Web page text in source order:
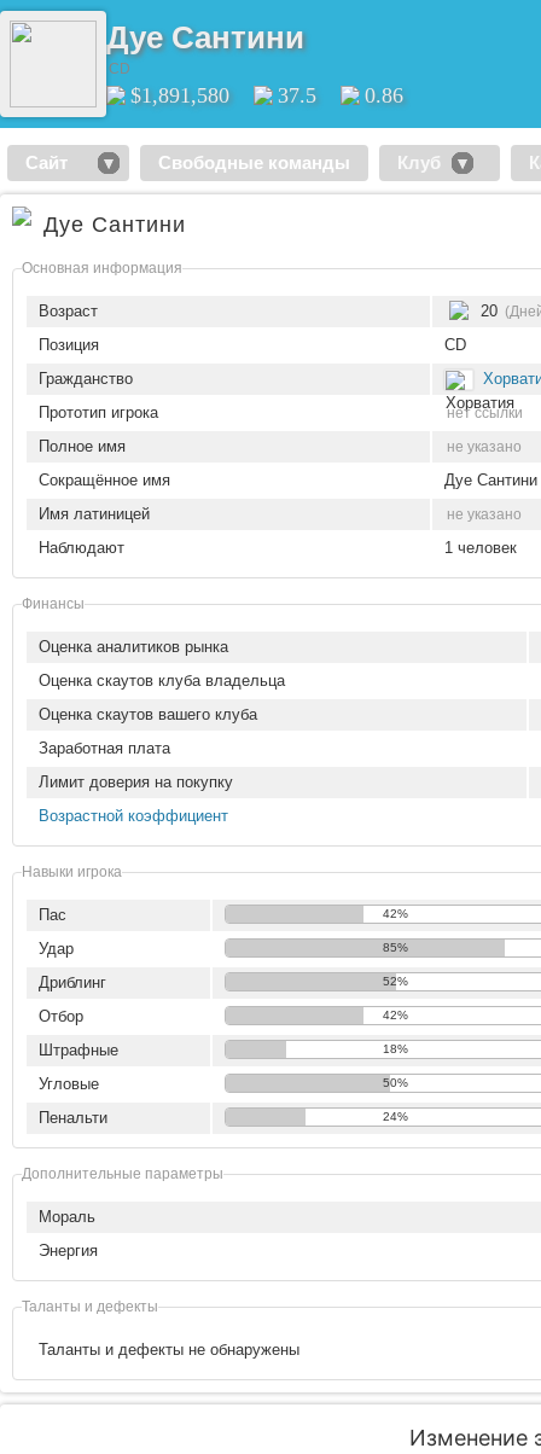
Дуе Сантини
CD
$1,891,580 37.5 0.86
Сайт Свободные команды Клуб
Дуе Сантини
Основная информация
Возраст 20
Позиция
CD
Гражданство
Прототип игрока
нет ссылки
Полное имя не указано
Сокращённое имя
Дуе Сантини
Имя латиницей
не указано
Наблюдают 1 человек
Финансы
Оценка аналитиков рынка
Оценка скаутов клуба владельца
Оценка скаутов вашего клуба
Заработная плата
Лимит доверия на покупку
Возрастной коэффициент
Навыки игрока
Пас 42%
Удар 85%
Дриблинг 52%
Отбор 42%
Штрафные 18%
Угловые 50%
Пенальти 24%
Дополнительные параметры
Мораль
Энергия
Таланты и дефекты
Таланты и дефекты не обнаружены
Изменение